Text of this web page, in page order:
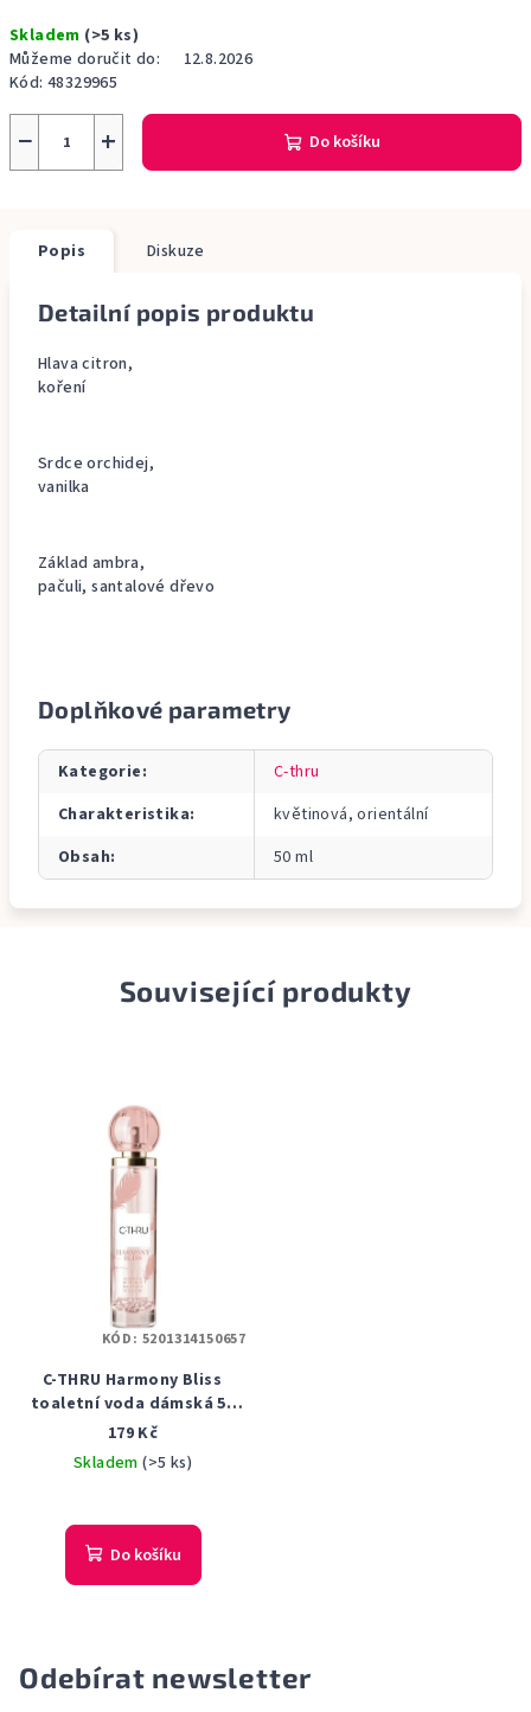
cena:
Skladem (>5 ks)
Můžeme doručit do:
12.8.2026
Kód: 48329965
+
− Do košíku
Popis Diskuze
Detailní popis produktu
Hlava citron,
koření
Srdce orchidej,
vanilka
Základ ambra,
pačuli, santalové dřevo
Doplňkové parametry
Kategorie:
C-thru
Charakteristika:
květinová, orientální
Obsah: 50 ml
Související produkty
C-THRU Harmony Bliss
toaletní voda dámská 50
ml tester
179 Kč
Skladem(>5 ks)
Do košíku
KÓD: 5201314150657
Odebírat newsletter